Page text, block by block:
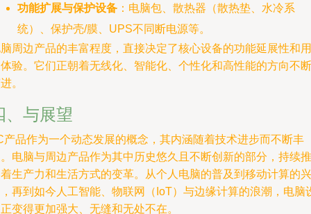
功能扩展与保护设备 ：电脑包、散热器（散热垫、水冷系
统）、保护壳/膜、UPS不同断电源等。
周边产品的丰富程度，直接决定了核心设备的功能延展性和用
验。它们正朝着无线化、智能化、个性化和高性能的方向不断
。
、与展望
产品作为一个动态发展的概念，其内涵随着技术进步而不断丰
电脑与周边产品作为其中历史悠久且不断创新的部分，持续推
生产力和生活方式的变革。从个人电脑的普及到移动计算的兴
再到如今人工智能、物联网（IoT）与边缘计算的浪潮，电脑
变得更加强大、无缝和无处不在。